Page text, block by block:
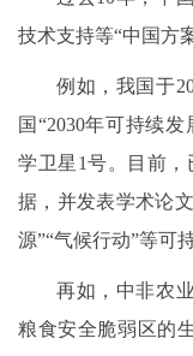
技术支持等“中国方案
例如，我国于
国“2030年可持续
学卫星1号。目前，
据，并发表学术论
源”“气候行动”等可
再如，中非农
粮食安全脆弱区的